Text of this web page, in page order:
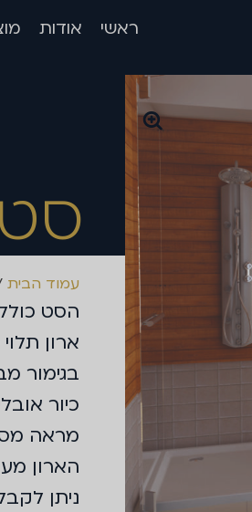
ראשי אודות
עמוד הבית
הסט
ארון
בגימור
כיור
מראה
הארון
ניתן